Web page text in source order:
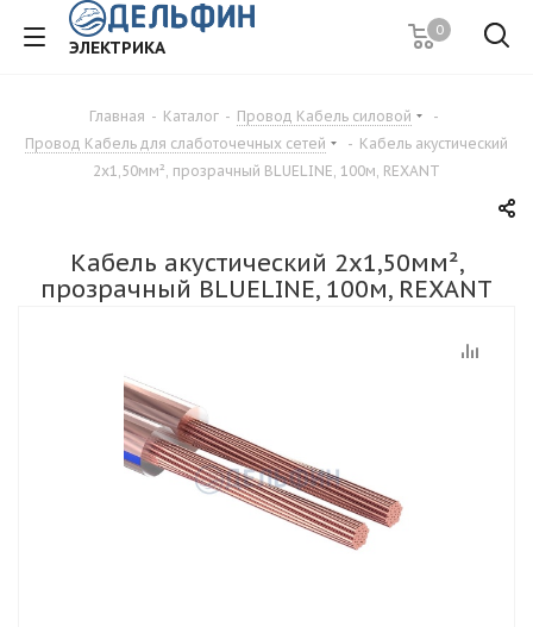
ЭЛЕКТРИКА
0
Главная - Каталог - Провод Кабель силовой
-
Провод Кабель для слаботочечных сетей
- Кабель акустический
2х1,50мм², прозрачный BLUELINE, 100м, REXANT
Кабель акустический 2х1,50мм²,
прозрачный BLUELINE, 100м, REXANT